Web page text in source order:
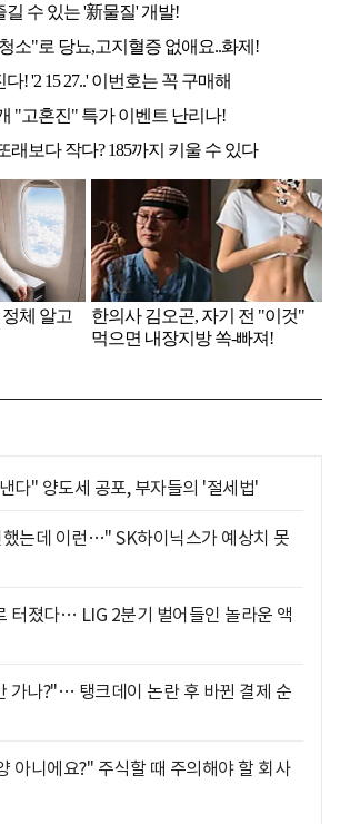
다" 양도세 공포, 부자들의 '절세법'
는데 이런…" SK하이닉스가 예상치 못
터졌다… LIG 2분기 벌어들인 놀라운 액
가나?"… 탱크데이 논란 후 바뀐 결제 순
아니에요?" 주식할 때 주의해야 할 회사